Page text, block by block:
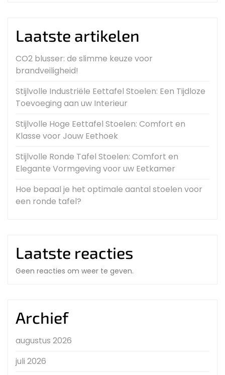
Laatste artikelen
CO2 blusser: de slimme keuze voor
brandveiligheid!
Stijlvolle Industriële Eettafel Stoelen: Een Tijdloze
Toevoeging aan uw Interieur
Stijlvolle Hoge Eettafel Stoelen: Comfort en
Klasse voor Jouw Eethoek
Stijlvolle Ronde Tafel Stoelen: Comfort en
Elegante Vormgeving voor uw Eetkamer
Hoe bepaal je het optimale aantal stoelen voor
een ronde tafel?
Laatste reacties
Geen reacties om weer te geven.
Archief
augustus 2026
juli 2026